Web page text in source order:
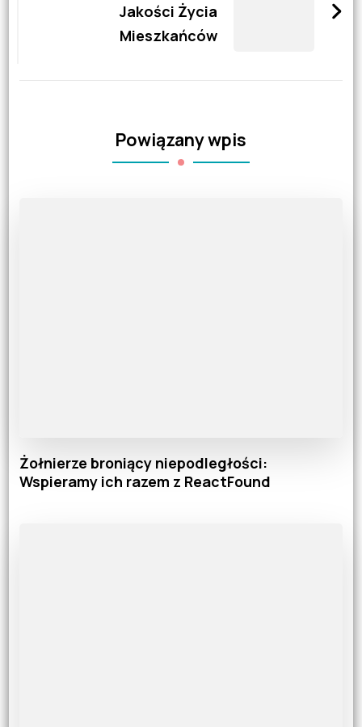
Jakości Życia
Mieszkańców
Powiązany wpis
Żołnierze broniący niepodległości:
Wspieramy ich razem z ReactFound